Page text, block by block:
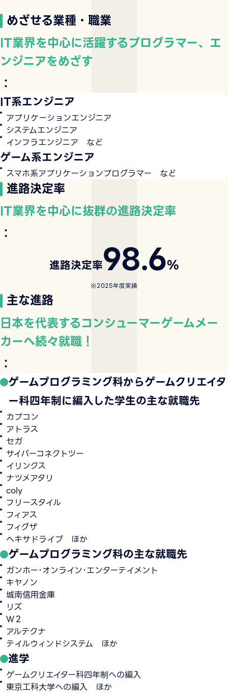
めざせる業種・職業
：
IT業界を中心に活躍するプログラマー、エ
ンジニアをめざす
IT系エンジニア
アプリケーションエンジニア
システムエンジニア
インフラエンジニア など
ゲーム系エンジニア
スマホ系アプリケーションプログラマー など
進路決定率
：
IT業界を中心に抜群の進路決定率
進路決定率98.6%
※2025年度実績
主な進路
：
日本を代表するコンシューマーゲームメー
カーへ続々就職！
ゲームプログラミング科からゲームクリエイタ
ー科四年制に編入した学生の主な就職先
カプコン
アトラス
セガ
サイバーコネクトツー
イリンクス
ナツメアタリ
coly
フリースタイル
フィアス
フィグザ
ヘキサドライブ ほか
ゲームプログラミング科の主な就職先
ガンホー･オンライン･エンターテイメント
キヤノン
城南信用金庫
リズ
Ｗ２
アルテクナ
テイルウィンドシステム ほか
進学
ゲームクリエイター科四年制への編入
東京工科大学への編入 ほか